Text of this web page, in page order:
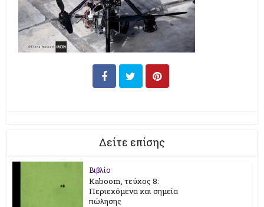
Δείτε επίσης
Βιβλίο
Kaboom, τεύχος 8:
Περιεχόμενα και σημεία
πώλησης